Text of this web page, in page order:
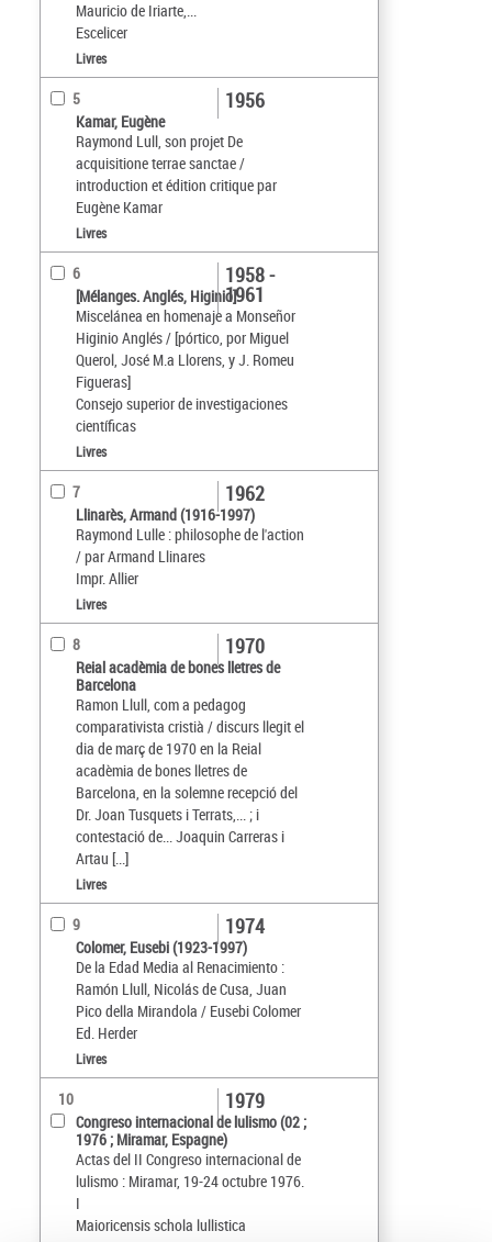
Mauricio de Iriarte,...
Escelicer
Livres
5
Kamar, Eugène
Raymond Lull, son projet De
acquisitione terrae sanctae /
introduction et édition critique par
Eugène Kamar
1956
Livres
6
[Mélanges. Anglés, Higinio]
Miscelánea en homenaje a Monseñor
Higinio Anglés / [pórtico, por Miguel
Querol, José M.a Llorens, y J. Romeu
Figueras]
Consejo superior de investigaciones
científicas
1958 -
1961
Livres
7
Llinarès, Armand (1916-1997)
Raymond Lulle : philosophe de l'action
/ par Armand Llinares
Impr. Allier
1962
Livres
8
Reial acadèmia de bones lletres de
Barcelona
Ramon Llull, com a pedagog
comparativista cristià / discurs llegit el
dia de març de 1970 en la Reial
acadèmia de bones lletres de
Barcelona, en la solemne recepció del
Dr. Joan Tusquets i Terrats,... ; i
contestació de... Joaquin Carreras i
Artau [...]
1970
Livres
9
Colomer, Eusebi (1923-1997)
De la Edad Media al Renacimiento :
Ramón Llull, Nicolás de Cusa, Juan
Pico della Mirandola / Eusebi Colomer
Ed. Herder
1974
Livres
10
Congreso internacional de lulismo (02 ;
1976 ; Miramar, Espagne)
Actas del II Congreso internacional de
lulismo : Miramar, 19-24 octubre 1976.
I
Maioricensis schola lullistica
1979